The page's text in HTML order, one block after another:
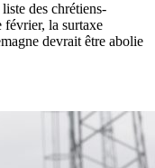
des chrétiens-
février, la surtaxe
devrait être abolie